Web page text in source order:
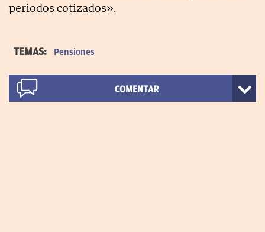
periodos cotizados».
TEMAS: Pensiones
COMENTAR